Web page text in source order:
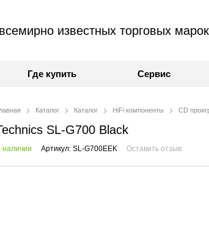
известных торговых марок
Где купить Сервис
Каталог Каталог HiFi компоненты CD
SL-G700 Black
наличии Артикул: SL-G700EEK Оставить отзыв